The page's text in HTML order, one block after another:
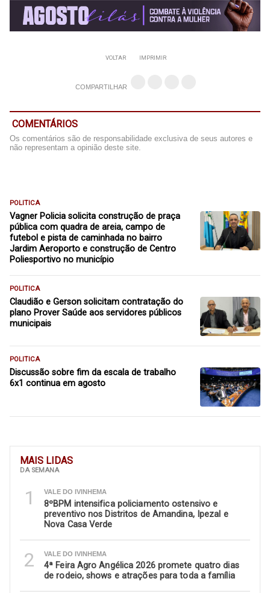
MAIS LIDAS
DA SEMANA
1 VALE DO IVINHEMA
8ºBPM intensifica policiamento ostensivo e
preventivo nos Distritos de Amandina, Ipezal e
Nova Casa Verde
2 VALE DO IVINHEMA
4ª Feira Agro Angélica 2026 promete quatro dias
de rodeio, shows e atrações para toda a família
VOLTAR IMPRIMIR
COMPARTILHAR
COMENTÁRIOS
Os comentários são de responsabilidade exclusiva de seus autores e
não representam a opinião deste site.
POLITICA
Vagner Policia solicita construção de praça
pública com quadra de areia, campo de
futebol e pista de caminhada no bairro
Jardim Aeroporto e construção de Centro
Poliesportivo no município
POLITICA
Claudião e Gerson solicitam contratação do
plano Prover Saúde aos servidores públicos
municipais
POLITICA
Discussão sobre fim da escala de trabalho
6x1 continua em agosto